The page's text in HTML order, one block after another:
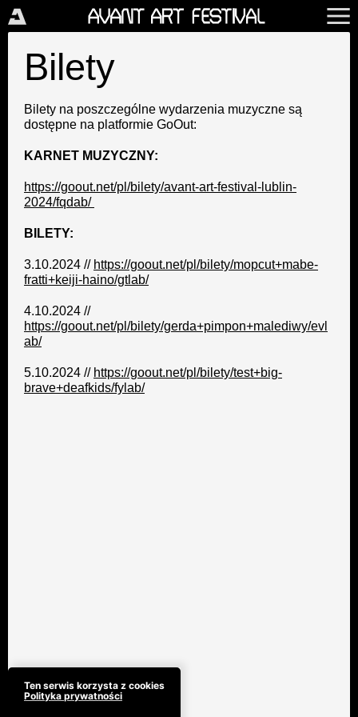
Bilety
Bilety na poszczególne wydarzenia muzyczne są
dostępne na platformie GoOut:
KARNET MUZYCZNY:
https://goout.net/pl/bilety/avant-art-festival-lublin-
2024/fqdab/
BILETY:
3.10.2024 // https://goout.net/pl/bilety/mopcut+mabe-
fratti+keiji-haino/gtlab/
4.10.2024 //
https://goout.net/pl/bilety/gerda+pimpon+malediwy/evl
ab/
5.10.2024 // https://goout.net/pl/bilety/test+big-
brave+deafkids/fylab/
Ten serwis korzysta z cookies
Polityka prywatności